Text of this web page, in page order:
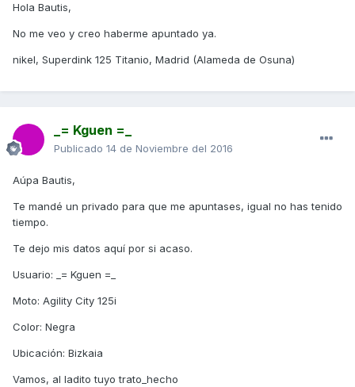
Hola Bautis,
No me veo y creo haberme apuntado ya.
nikel, Superdink 125 Titanio, Madrid (Alameda de Osuna)
_= Kguen =_
Publicado 14 de Noviembre del 2016
Aúpa Bautis,
Te mandé un privado para que me apuntases, igual no has tenido
tiempo.
Te dejo mis datos aquí por si acaso.
Usuario: _= Kguen =_
Moto: Agility City 125i
Color: Negra
Ubicación: Bizkaia
Vamos, al ladito tuyo trato_hecho